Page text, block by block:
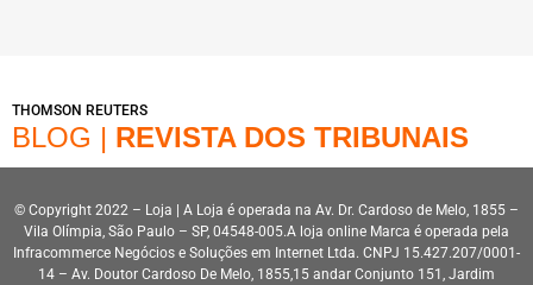
THOMSON REUTERS
BLOG | REVISTA DOS TRIBUNAIS
© Copyright 2022 – Loja | A Loja é operada na Av. Dr. Cardoso de Melo, 1855 –
Vila Olímpia, São Paulo – SP, 04548-005.A loja online Marca é operada pela
Infracommerce Negócios e Soluções em Internet Ltda. CNPJ 15.427.207/0001-
14 – Av. Doutor Cardoso De Melo, 1855,15 andar Conjunto 151, Jardim